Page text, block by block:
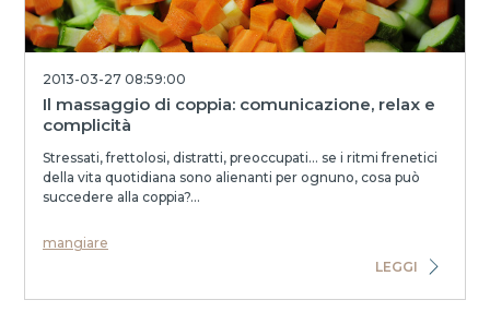
2013-03-27 08:59:00
Il massaggio di coppia: comunicazione, relax e
complicità
Stressati, frettolosi, distratti, preoccupati... se i ritmi frenetici
della vita quotidiana sono alienanti per ognuno, cosa può
succedere alla coppia?...
mangiare
LEGGI